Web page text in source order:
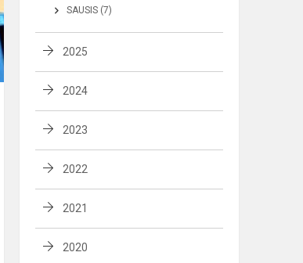
SAUSIS (7)
2025
2024
2023
2022
2021
2020